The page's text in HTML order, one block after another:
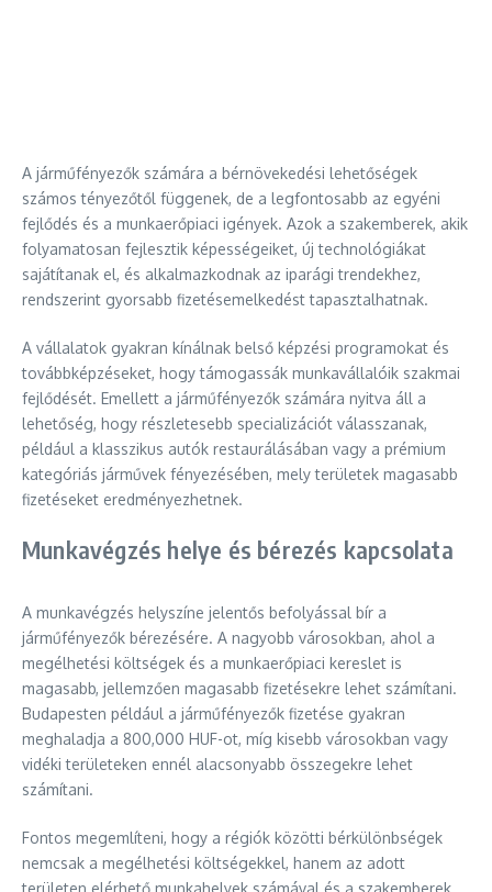
A járműfényezők számára a bérnövekedési lehetőségek
számos tényezőtől függenek, de a legfontosabb az egyéni
fejlődés és a munkaerőpiaci igények. Azok a szakemberek, akik
folyamatosan fejlesztik képességeiket, új technológiákat
sajátítanak el, és alkalmazkodnak az iparági trendekhez,
rendszerint gyorsabb fizetésemelkedést tapasztalhatnak.
A vállalatok gyakran kínálnak belső képzési programokat és
továbbképzéseket, hogy támogassák munkavállalóik szakmai
fejlődését. Emellett a járműfényezők számára nyitva áll a
lehetőség, hogy részletesebb specializációt válasszanak,
például a klasszikus autók restaurálásában vagy a prémium
kategóriás járművek fényezésében, mely területek magasabb
fizetéseket eredményezhetnek.
Munkavégzés helye és bérezés kapcsolata
A munkavégzés helyszíne jelentős befolyással bír a
járműfényezők bérezésére. A nagyobb városokban, ahol a
megélhetési költségek és a munkaerőpiaci kereslet is
magasabb, jellemzően magasabb fizetésekre lehet számítani.
Budapesten például a járműfényezők fizetése gyakran
meghaladja a 800,000 HUF-ot, míg kisebb városokban vagy
vidéki területeken ennél alacsonyabb összegekre lehet
számítani.
Fontos megemlíteni, hogy a régiók közötti bérkülönbségek
nemcsak a megélhetési költségekkel, hanem az adott
területen elérhető munkahelyek számával és a szakemberek